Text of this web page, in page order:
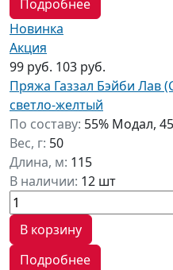
Подробнее
Новинка
Акция
99 руб. 103 руб.
Пряжа Газзал Бэйби Лав
светло-желтый
По составу: 55% Модал,
Вес, г: 50
Длина, м: 115
В наличии: 12 шт
В корзину
Подробнее